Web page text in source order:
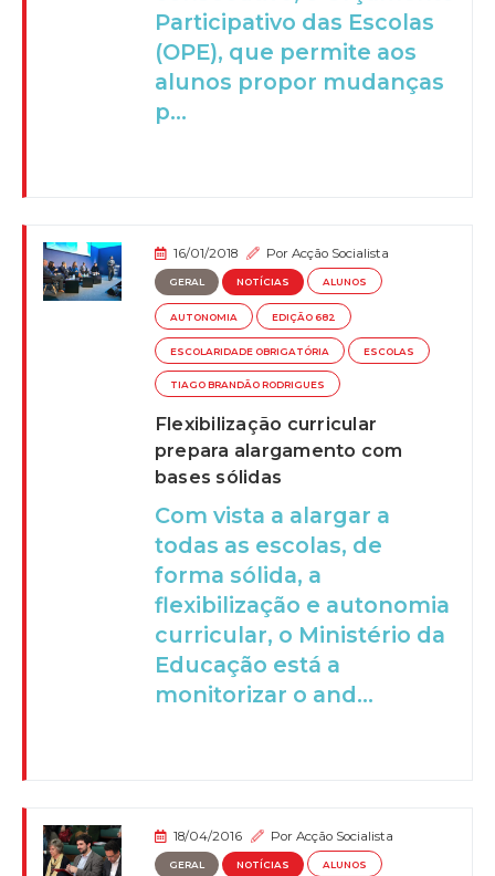
Participativo das Escolas
(OPE), que permite aos
alunos propor mudanças
p...
16/01/2018 PorAcção Socialista
GERAL NOTÍCIAS ALUNOS
AUTONOMIA EDIÇÃO 682
ESCOLARIDADE OBRIGATÓRIA ESCOLAS
TIAGO BRANDÃO RODRIGUES
Flexibilização curricular
prepara alargamento com
bases sólidas
Com vista a alargar a
todas as escolas, de
forma sólida, a
flexibilização e autonomia
curricular, o Ministério da
Educação está a
monitorizar o and...
18/04/2016 PorAcção Socialista
GERAL NOTÍCIAS ALUNOS